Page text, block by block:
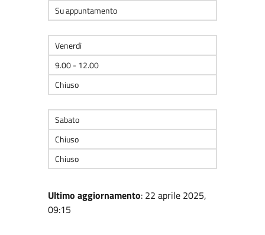
Su appuntamento
Venerdì
9.00 - 12.00
Chiuso
Sabato
Chiuso
Chiuso
Ultimo aggiornamento: 22 aprile 2025,
09:15